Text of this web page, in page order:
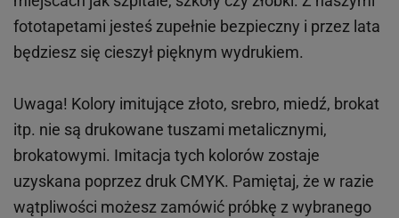
fototapetami jesteś zupełnie bezpieczny i przez lata
będziesz się cieszył pięknym wydrukiem.
Uwaga! Kolory imitujące złoto, srebro, miedź, brokat
itp. nie są drukowane tuszami metalicznymi,
brokatowymi. Imitacja tych kolorów zostaje
uzyskana poprzez druk CMYK. Pamiętaj, że w razie
wątpliwości możesz zamówić próbkę z wybranego